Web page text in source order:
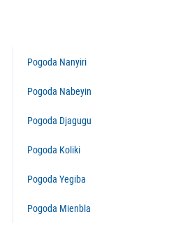
Pogoda Nanyiri
Pogoda Nabeyin
Pogoda Djagugu
Pogoda Koliki
Pogoda Yegiba
Pogoda Mienbla